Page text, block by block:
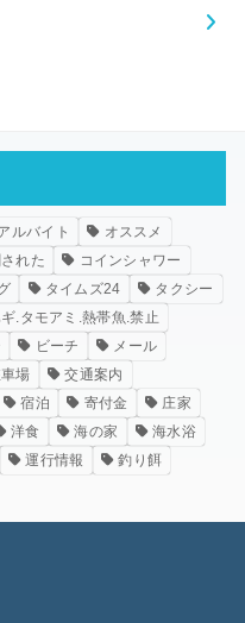
ルバイト
オススメ
れた
コインシャワー
タイムズ24
タクシー
.タモアミ.熱帯魚.禁止
ビーチ
メール
場
交通案内
宿泊 寄付金
庄家
洋食 海の家
海水浴
運行情報
釣り餌